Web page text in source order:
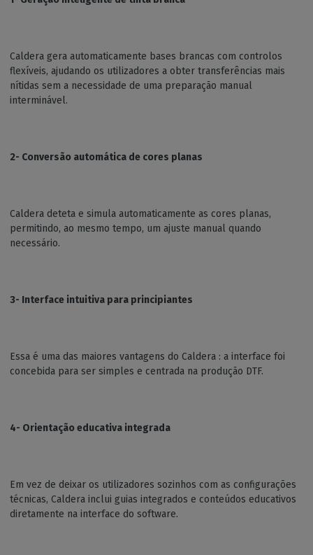
Caldera gera automaticamente bases brancas com controlos
flexíveis, ajudando os utilizadores a obter transferências mais
nítidas sem a necessidade de uma preparação manual
interminável.
2- Conversão automática de cores planas
Caldera deteta e simula automaticamente as cores planas,
permitindo, ao mesmo tempo, um ajuste manual quando
necessário.
3- Interface intuitiva para principiantes
Essa é uma das maiores vantagens do Caldera : a interface foi
concebida para ser simples e centrada na produção DTF.
4- Orientação educativa integrada
Em vez de deixar os utilizadores sozinhos com as configurações
técnicas, Caldera inclui guias integrados e conteúdos educativos
diretamente na interface do software.